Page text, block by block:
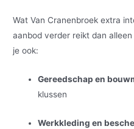
Wat Van Cranenbroek extra
aanbod verder reikt dan
je ook:
Gereedschap en
klussen
Werkkleding en